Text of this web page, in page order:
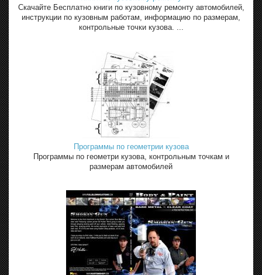
Скачайте Бесплатно книги по кузовному ремонту автомобилей,
инструкции по кузовным работам, информацию по размерам,
контрольные точки кузова. ...
Программы по геометрии кузова
Программы по геометри кузова, контрольным точкам и
размерам автомобилей